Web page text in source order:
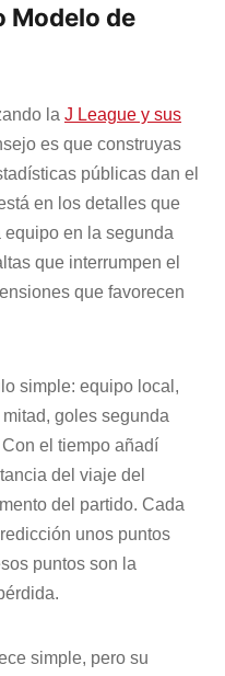
Modelo de
la J League y sus
es que construyas
públicas dan el
en los detalles que
en la segunda
que interrumpen el
que favorecen
simple: equipo local,
goles segunda
el tiempo añadí
del viaje del
del partido. Cada
unos puntos
puntos son la
simple, pero su